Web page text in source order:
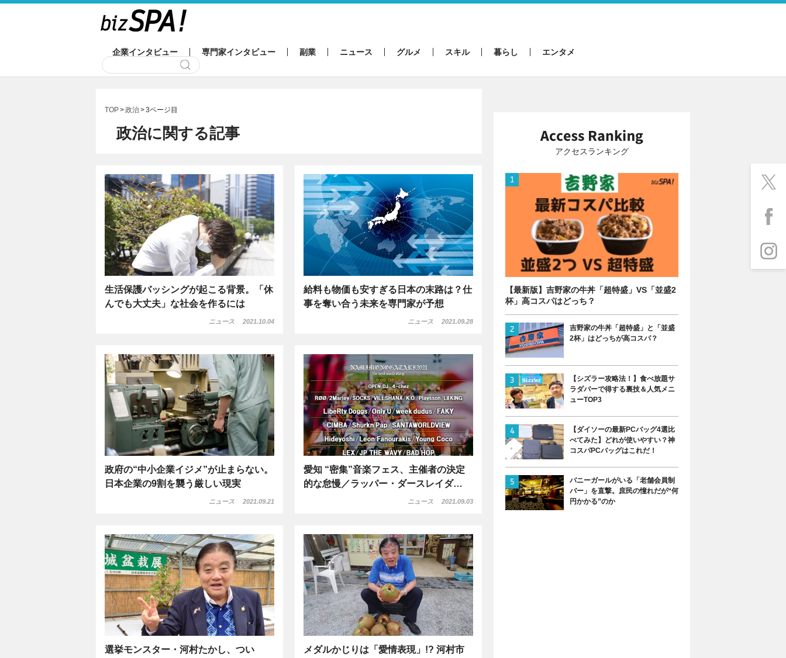
企業インタビュー 専門家インタビュー 副業 ニュース グルメ スキル 暮らし エンタメ
TOP 政治 3ページ目
政治に関する記事
生活保護バッシングが起こる背景。「休
んでも大丈夫」な社会を作るには
ニュース 2021.10.04
給料も物価も安すぎる日本の末路は？仕
事を奪い合う未来を専門家が予想
ニュース 2021.09.28
政府の“中小企業イジメ”が止まらない。
日本企業の9割を襲う厳しい現実
ニュース 2021.09.21
愛知 “密集”音楽フェス、主催者の決定
的な怠慢／ラッパー・ダースレイダ…
ニュース 2021.09.03
選挙モンスター・河村たかし、つい
メダルかじりは「愛情表現」!? 河村市
アクセスランキング
【最新版】吉野家の牛丼「超特盛」VS「並盛2
杯」高コスパはどっち？
吉野家の牛丼「超特盛」と「並盛
2杯」はどっちが高コスパ？
【シズラー攻略法！】食べ放題サ
ラダバーで得する裏技＆人気メニ
ューTOP3
【ダイソーの最新PCバッグ4選比
べてみた】どれが使いやすい？神
コスパPCバッグはこれだ！
バニーガールがいる「老舗会員制
バー」を直撃。庶民の憧れだが“何
円かかる”のか